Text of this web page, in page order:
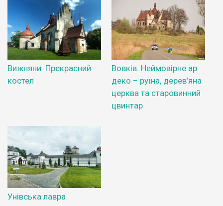
Вижняни. Прекрасний
костел
Вовків. Неймовірне ар
деко – руїна, дерев’яна
церква та старовинний
цвинтар
Унівська лавра